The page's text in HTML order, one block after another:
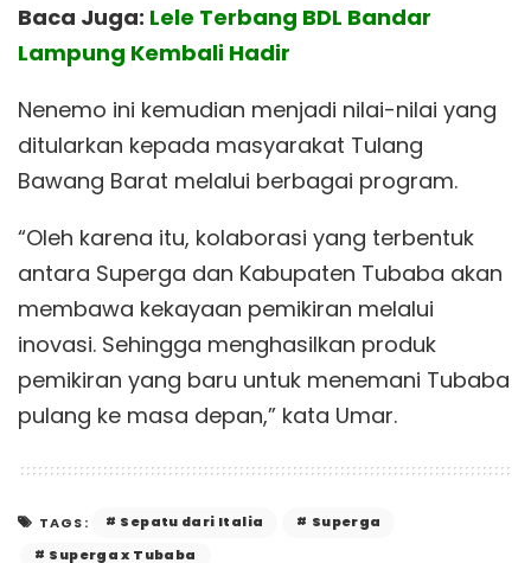
Baca Juga: Lele Terbang BDL Bandar
Lampung Kembali Hadir
Nenemo ini kemudian menjadi nilai-nilai yang
ditularkan kepada masyarakat Tulang
Bawang Barat melalui berbagai program.
“Oleh karena itu, kolaborasi yang terbentuk
antara Superga dan Kabupaten Tubaba akan
membawa kekayaan pemikiran melalui
inovasi. Sehingga menghasilkan produk
pemikiran yang baru untuk menemani Tubaba
pulang ke masa depan,” kata Umar.
TAGS: Sepatu dari Italia
Superga
Superga x Tubaba